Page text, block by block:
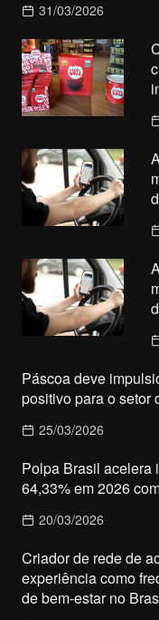
31/03/2026
Páscoa deve
positivo para o setor
25/03/2026
Polpa Brasil acelera
64,33% em 2026
20/03/2026
Criador de rede de
experiência como
de bem-estar no